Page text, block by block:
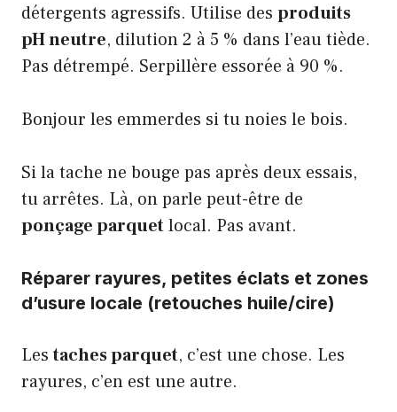
détergents agressifs. Utilise des produits
pH neutre, dilution 2 à 5 % dans l’eau tiède.
Pas détrempé. Serpillère essorée à 90 %.
Bonjour les emmerdes si tu noies le bois.
Si la tache ne bouge pas après deux essais,
tu arrêtes. Là, on parle peut-être de
ponçage parquetlocal. Pas avant.
Réparer rayures, petites éclats et zones
d’usure locale (retouches huile/cire)
Lestaches parquet, c’est une chose. Les
rayures, c’en est une autre.